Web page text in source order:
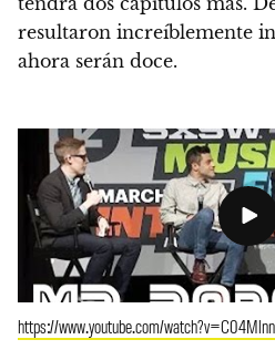
resultaron increíblemente
ahora serán doce.
https://www.youtube.com/